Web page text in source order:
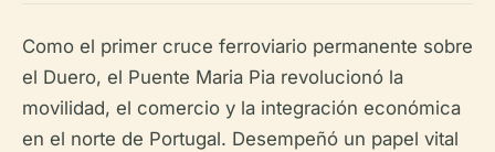
Como el primer cruce ferroviario permanente sobre
el Duero, el Puente Maria Pia revolucionó la
movilidad, el comercio y la integración económica
en el norte de Portugal. Desempeñó un papel vital